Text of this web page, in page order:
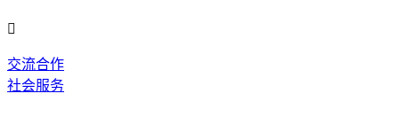

交流合作
社会服务